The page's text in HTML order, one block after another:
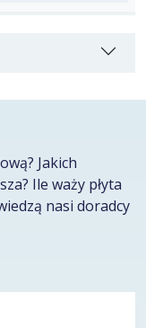
Jakich
Ile waży płyta
nasi doradcy